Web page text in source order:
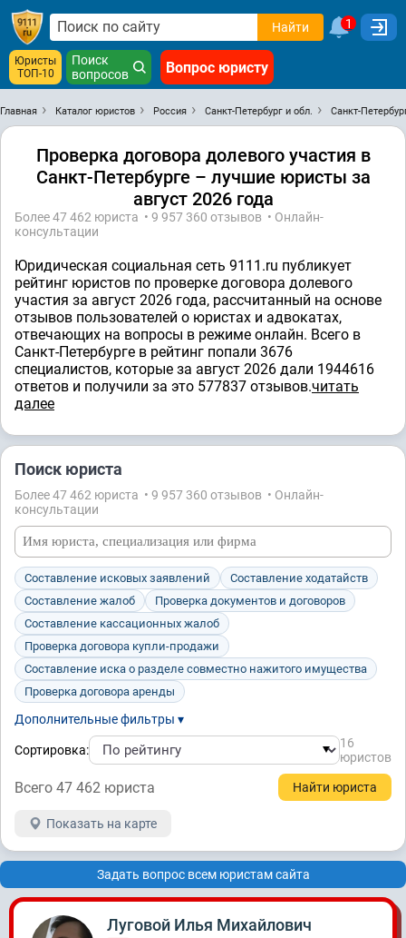
Найти 1
Юристы
ТОП-10
Поиск
вопросов
Вопрос юристу
Главная Каталог юристов Россия Санкт-Петербург и обл. Санкт-
Проверка договора долевого участия в
Санкт-Петербурге – лучшие юристы за
август 2026 года
Более 47 462 юристa • 9 957 360 отзывов • Онлайн-
консультации
Юридическая социальная сеть 9111.ru публикует
рейтинг юристов по проверке договора долевого
участия за август 2026 года, рассчитанный на основе
отзывов пользователей о юристах и адвокатах,
отвечающих на вопросы в режиме онлайн. Всего в
Санкт-Петербурге в рейтинг попали 3676
специалистов, которые за август 2026 дали 1944616
ответов и получили за это 577837 отзывов.читать
далее
Поиск юриста
Более 47 462 юристa • 9 957 360 отзывов • Онлайн-
консультации
Составление исковых заявлений
Составление ходатайств
Составление жалоб
Проверка документов и договоров
Составление кассационных жалоб
Проверка договора купли-продажи
Составление иска о разделе совместно нажитого имущества
Проверка договора аренды
Дополнительные фильтры ▾
Сортировка:
16
юристов
Всего 47 462 юристa
Показать на карте
Задать вопрос всем юристам сайта
Луговой Илья Михайлович